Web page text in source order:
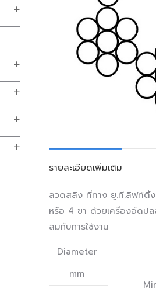
รายละเอียดเพิ่มเติม
ลวดสลิง ที่ทาง ยู.ที.ลิฟท์ติ้
หรือ 4 ขา ด้วยเครื่องอัดปล
สมกับการใช้งาน
Diameter
mm